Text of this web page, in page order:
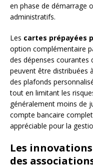
en phase de démarrage
administratifs.
Les cartes prépayées
option complémentaire
des dépenses courantes
peuvent être distribuées
des plafonds
tout en limitant les
généralement moins de
compte bancaire
appréciable pour la
Les
des